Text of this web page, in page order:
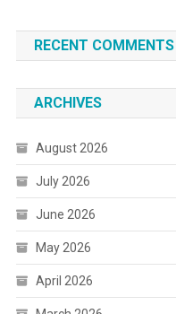
RECENT COMMENTS
ARCHIVES
August 2026
July 2026
June 2026
May 2026
April 2026